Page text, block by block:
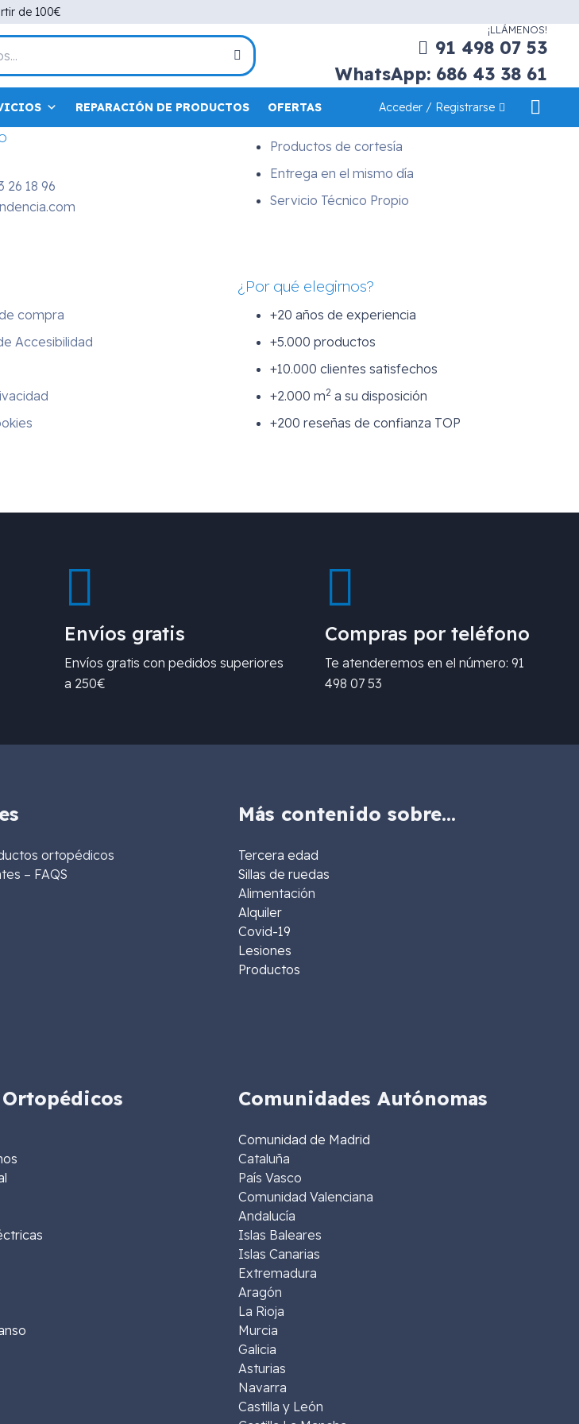
de 100€
¡LLÁMENOS!
91 498 07 53
WhatsApp: 686 43 38 61
REPARACIÓN DE PRODUCTOS OFERTAS Acceder / Registrarse
43 38 61
26 18 96
Asesoramiento Profesional
Financiación a medida
Demostraciones a domicilio
Productos de cortesía
Entrega en el mismo día
Servicio Técnico Propio
compra
Accesibilidad
¿Por qué elegirnos?
+20 años de experiencia
+5.000 productos
+10.000 clientes satisfechos
+2.000 m2 a su disposición
+200 reseñas de confianza TOP
Envíos gratis
Envíos gratis con pedidos superiores
a 250€
Compras por teléfono
Te atenderemos en el número: 91
498 07 53
ortopédicos
– FAQS
Más contenido sobre…
Tercera edad
Sillas de ruedas
Alimentación
Alquiler
Covid-19
Lesiones
Productos
Comunidades Autónomas
Comunidad de Madrid
Cataluña
País Vasco
Comunidad Valenciana
Andalucía
Islas Baleares
Islas Canarias
Extremadura
Aragón
La Rioja
Murcia
Galicia
Asturias
Navarra
Castilla y León